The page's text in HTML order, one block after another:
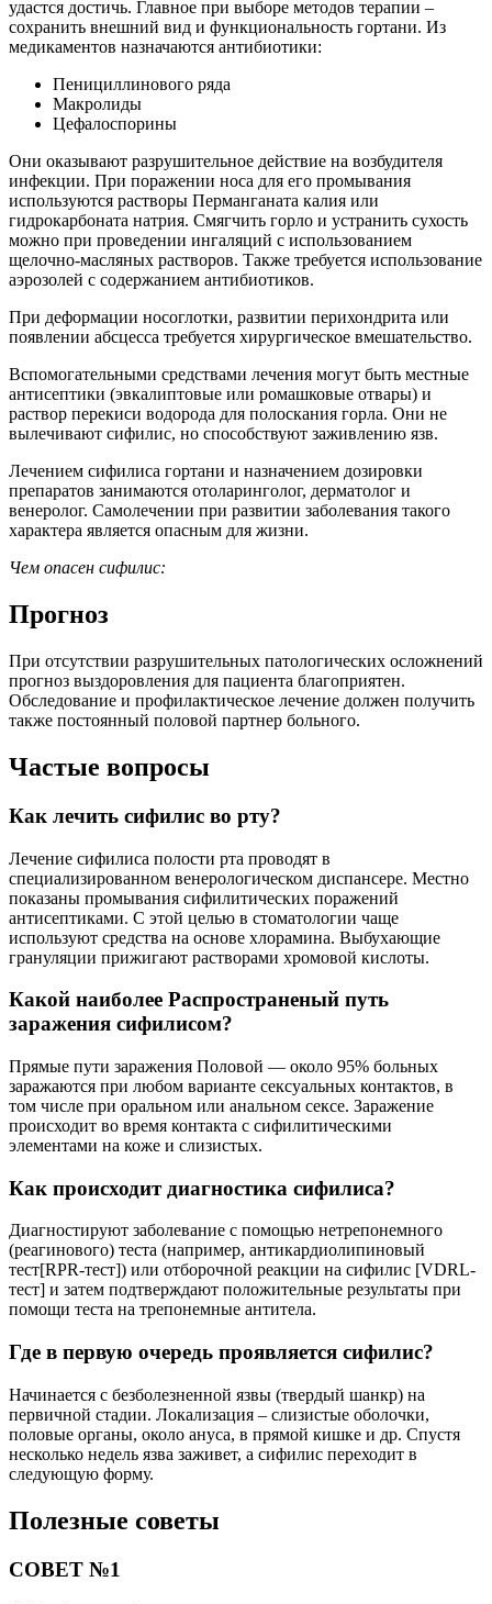
удастся достичь. Главное при выборе методов терапии –
сохранить внешний вид и функциональность гортани. Из
медикаментов назначаются антибиотики:
Пенициллинового ряда
Макролиды
Цефалоспорины
Они оказывают разрушительное действие на возбудителя
инфекции. При поражении носа для его промывания
используются растворы Перманганата калия или
гидрокарбоната натрия. Смягчить горло и устранить сухость
можно при проведении ингаляций с использованием
щелочно-масляных растворов. Также требуется использование
аэрозолей с содержанием антибиотиков.
При деформации носоглотки, развитии перихондрита или
появлении абсцесса требуется хирургическое вмешательство.
Вспомогательными средствами лечения могут быть местные
антисептики (эвкалиптовые или ромашковые отвары) и
раствор перекиси водорода для полоскания горла. Они не
вылечивают сифилис, но способствуют заживлению язв.
Лечением сифилиса гортани и назначением дозировки
препаратов занимаются отоларинголог, дерматолог и
венеролог. Самолечении при развитии заболевания такого
характера является опасным для жизни.
Чем опасен сифилис:
Прогноз
При отсутствии разрушительных патологических осложнений
прогноз выздоровления для пациента благоприятен.
Обследование и профилактическое лечение должен получить
также постоянный половой партнер больного.
Частые вопросы
Как лечить сифилис во рту?
Лечение сифилиса полости рта проводят в
специализированном венерологическом диспансере. Местно
показаны промывания сифилитических поражений
антисептиками. С этой целью в стоматологии чаще
используют средства на основе хлорамина. Выбухающие
грануляции прижигают растворами хромовой кислоты.
Какой наиболее Распространеный путь
заражения сифилисом?
Прямые пути заражения Половой — около 95% больных
заражаются при любом варианте сексуальных контактов, в
том числе при оральном или анальном сексе. Заражение
происходит во время контакта с сифилитическими
элементами на коже и слизистых.
Как происходит диагностика сифилиса?
Диагностируют заболевание с помощью нетрепонемного
(реагинового) теста (например, антикардиолипиновый
тест[RPR-тест]) или отборочной реакции на сифилис [VDRL-
тест] и затем подтверждают положительные результаты при
помощи теста на трепонемные антитела.
Где в первую очередь проявляется сифилис?
Начинается с безболезненной язвы (твердый шанкр) на
первичной стадии. Локализация – слизистые оболочки,
половые органы, около ануса, в прямой кишке и др. Спустя
несколько недель язва заживет, а сифилис переходит в
следующую форму.
Полезные советы
СОВЕТ №1